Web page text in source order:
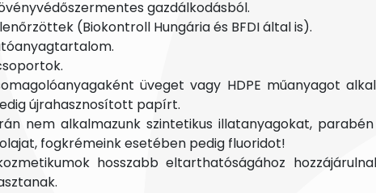
gazdálkodásból.
(Biokontroll Hungária és BFDI által is).
üveget vagy HDPE műanyagot
újrahasznosított papírt.
nem alkalmazunk szintetikus illatanyagokat, parabén
fogkrémeink esetében pedig fluoridot!
hosszabb eltarthatóságához